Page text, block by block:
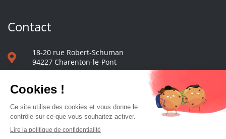
Contact
18-20 rue Robert-Schuman
94227 Charenton-le-Pont